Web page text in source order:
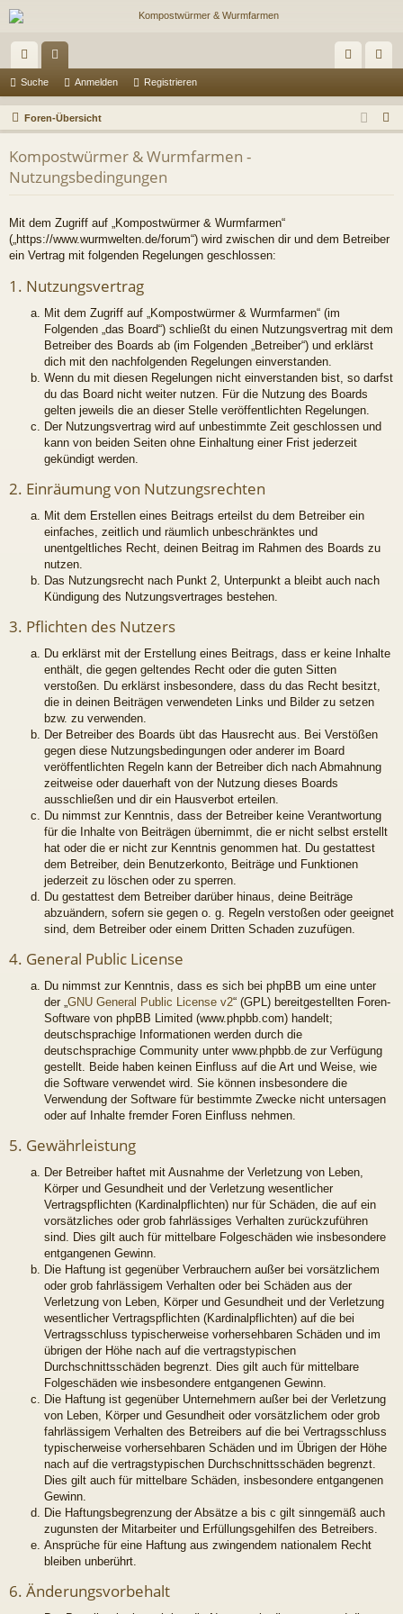
ch
ne
llz
ug
en m
el
ist
rie
Suche Anmelden Registrieren
Foren-Übersicht
u
Kompostwürmer & Wurmfarmen -
Nutzungsbedingungen
Mit dem Zugriff auf „Kompostwürmer & Wurmfarmen“
(„https://www.wurmwelten.de/forum“) wird zwischen dir und dem Betreiber
ein Vertrag mit folgenden Regelungen geschlossen:
1. Nutzungsvertrag
Mit dem Zugriff auf „Kompostwürmer & Wurmfarmen“ (im
Folgenden „das Board“) schließt du einen Nutzungsvertrag mit dem
Betreiber des Boards ab (im Folgenden „Betreiber“) und erklärst
dich mit den nachfolgenden Regelungen einverstanden.
Wenn du mit diesen Regelungen nicht einverstanden bist, so darfst
du das Board nicht weiter nutzen. Für die Nutzung des Boards
gelten jeweils die an dieser Stelle veröffentlichten Regelungen.
Der Nutzungsvertrag wird auf unbestimmte Zeit geschlossen und
kann von beiden Seiten ohne Einhaltung einer Frist jederzeit
gekündigt werden.
2. Einräumung von Nutzungsrechten
Mit dem Erstellen eines Beitrags erteilst du dem Betreiber ein
einfaches, zeitlich und räumlich unbeschränktes und
unentgeltliches Recht, deinen Beitrag im Rahmen des Boards zu
nutzen.
Das Nutzungsrecht nach Punkt 2, Unterpunkt a bleibt auch nach
Kündigung des Nutzungsvertrages bestehen.
3. Pflichten des Nutzers
Du erklärst mit der Erstellung eines Beitrags, dass er keine Inhalte
enthält, die gegen geltendes Recht oder die guten Sitten
verstoßen. Du erklärst insbesondere, dass du das Recht besitzt,
die in deinen Beiträgen verwendeten Links und Bilder zu setzen
bzw. zu verwenden.
Der Betreiber des Boards übt das Hausrecht aus. Bei Verstößen
gegen diese Nutzungsbedingungen oder anderer im Board
veröffentlichten Regeln kann der Betreiber dich nach Abmahnung
zeitweise oder dauerhaft von der Nutzung dieses Boards
ausschließen und dir ein Hausverbot erteilen.
Du nimmst zur Kenntnis, dass der Betreiber keine Verantwortung
für die Inhalte von Beiträgen übernimmt, die er nicht selbst erstellt
hat oder die er nicht zur Kenntnis genommen hat. Du gestattest
dem Betreiber, dein Benutzerkonto, Beiträge und Funktionen
jederzeit zu löschen oder zu sperren.
Du gestattest dem Betreiber darüber hinaus, deine Beiträge
abzuändern, sofern sie gegen o. g. Regeln verstoßen oder geeignet
sind, dem Betreiber oder einem Dritten Schaden zuzufügen.
4. General Public License
Du nimmst zur Kenntnis, dass es sich bei phpBB um eine unter
der „GNU General Public License v2“ (GPL) bereitgestellten Foren-
Software von phpBB Limited (www.phpbb.com) handelt;
deutschsprachige Informationen werden durch die
deutschsprachige Community unter www.phpbb.de zur Verfügung
gestellt. Beide haben keinen Einfluss auf die Art und Weise, wie
die Software verwendet wird. Sie können insbesondere die
Verwendung der Software für bestimmte Zwecke nicht untersagen
oder auf Inhalte fremder Foren Einfluss nehmen.
5. Gewährleistung
Der Betreiber haftet mit Ausnahme der Verletzung von Leben,
Körper und Gesundheit und der Verletzung wesentlicher
Vertragspflichten (Kardinalpflichten) nur für Schäden, die auf ein
vorsätzliches oder grob fahrlässiges Verhalten zurückzuführen
sind. Dies gilt auch für mittelbare Folgeschäden wie insbesondere
entgangenen Gewinn.
Die Haftung ist gegenüber Verbrauchern außer bei vorsätzlichem
oder grob fahrlässigem Verhalten oder bei Schäden aus der
Verletzung von Leben, Körper und Gesundheit und der Verletzung
wesentlicher Vertragspflichten (Kardinalpflichten) auf die bei
Vertragsschluss typischerweise vorhersehbaren Schäden und im
übrigen der Höhe nach auf die vertragstypischen
Durchschnittsschäden begrenzt. Dies gilt auch für mittelbare
Folgeschäden wie insbesondere entgangenen Gewinn.
Die Haftung ist gegenüber Unternehmern außer bei der Verletzung
von Leben, Körper und Gesundheit oder vorsätzlichem oder grob
fahrlässigem Verhalten des Betreibers auf die bei Vertragsschluss
typischerweise vorhersehbaren Schäden und im Übrigen der Höhe
nach auf die vertragstypischen Durchschnittsschäden begrenzt.
Dies gilt auch für mittelbare Schäden, insbesondere entgangenen
Gewinn.
Die Haftungsbegrenzung der Absätze a bis c gilt sinngemäß auch
zugunsten der Mitarbeiter und Erfüllungsgehilfen des Betreibers.
Ansprüche für eine Haftung aus zwingendem nationalem Recht
bleiben unberührt.
6. Änderungsvorbehalt